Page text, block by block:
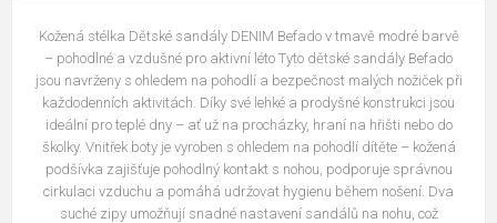
Kožená stélka Dětské sandály DENIM Befado v tmavě modré barvě
– pohodlné a vzdušné pro aktivní léto Tyto dětské sandály Befado
jsou navrženy s ohledem na pohodlí a bezpečnost malých nožiček při
každodenních aktivitách. Díky své lehké a prodyšné konstrukci jsou
ideální pro teplé dny – ať už na procházky, hraní na hřišti nebo do
školky. Vnitřek boty je vyroben s ohledem na pohodlí dítěte – kožená
podšívka zajišťuje pohodlný kontakt s nohou, podporuje správnou
cirkulaci vzduchu a pomáhá udržovat hygienu během nošení. Dva
suché zipy umožňují snadné nastavení sandálů na nohu, což